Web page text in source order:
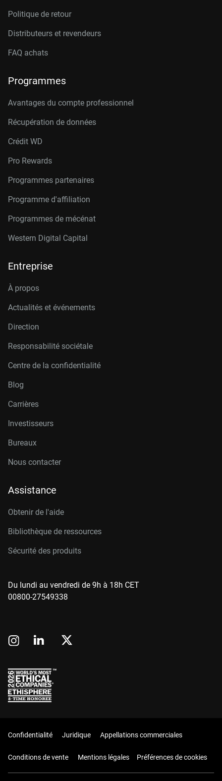
Politique de retour
Distributeurs et revendeurs
FAQ achats
Programmes
Avantages du compte professionnel
Récupération de données
Crédit WD
Pro Rewards
Programmes partenaires
Programme d'affiliation
Programmes de mécénat
Western Digital Capital
Entreprise
À propos
Actualités et événements
Direction
Responsabilité sociétale
Centre de la confidentialité
Blog
Carrières
Investisseurs
Bureaux
Nous contacter
Assistance
Obtenir de l'aide
Bibliothèque de ressources
Sécurité des produits
Du lundi au vendredi de 9h à 18h CET
00800-27549338
Confidentialité Juridique Appellations commerciales
Conditions de vente Mentions légales Préférences de cookies